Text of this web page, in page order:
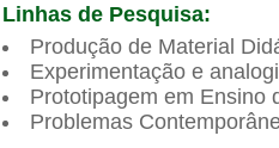
Linhas de Pesquisa:
Produção de Material
Experimentação e
Prototipagem em Ensino
Problemas